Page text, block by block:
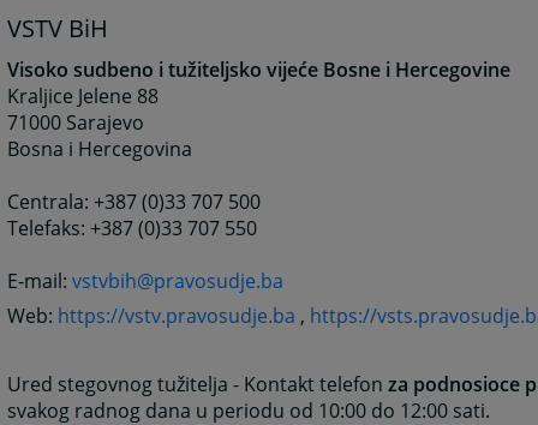
VSTV BiH
Visoko sudbeno i tužiteljsko vijeće Bosne i Hercegovine
Kraljice Jelene 88
71000 Sarajevo
Bosna i Hercegovina
Centrala: +387 (0)33 707 500
Telefaks: +387 (0)33 707 550
E-mail:vstvbih@pravosudje.ba
Web: https://vstv.pravosudje.ba , https://
Ured stegovnog tužitelja - Kontakt telefonza podnosioce
svakog radnog dana u periodu od 10:00 do 12:00 sati.